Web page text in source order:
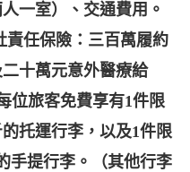
人一室）、交通費用。
責任保險：三百萬履約
十萬元意外醫療給
位旅客免費享有1件限
的托運行李，以及1件限
手提行李。（其他行李